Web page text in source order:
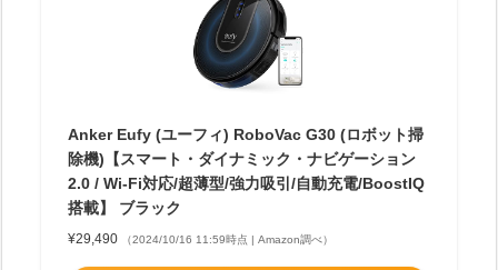
Anker Eufy (ユーフィ) RoboVac G30 (ロボット掃
除機)【スマート・ダイナミック・ナビゲーション
2.0 / Wi-Fi対応/超薄型/強力吸引/自動充電/BoostIQ
搭載】 ブラック
¥29,490 （2024/10/16 11:59時点 | Amazon調べ）